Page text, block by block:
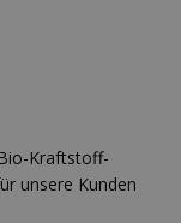
Kraftstoff-
unsere Kunden